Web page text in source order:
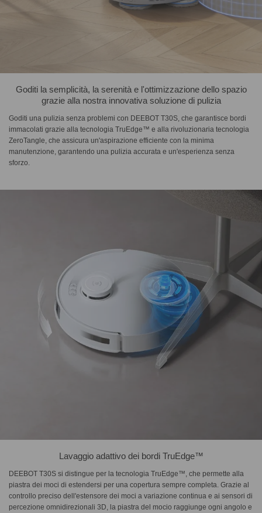
Goditi la semplicità, la serenità e l'ottimizzazione dello spazio
grazie alla nostra innovativa soluzione di pulizia
Goditi una pulizia senza problemi con DEEBOT T30S, che garantisce bordi
immacolati grazie alla tecnologia TruEdge™ e alla rivoluzionaria tecnologia
ZeroTangle, che assicura un'aspirazione efficiente con la minima
manutenzione, garantendo una pulizia accurata e un'esperienza senza
sforzo.
Lavaggio adattivo dei bordi TruEdge™
DEEBOT T30S si distingue per la tecnologia TruEdge™, che permette alla
piastra dei moci di estendersi per una copertura sempre completa. Grazie al
controllo preciso dell'estensore dei moci a variazione continua e ai sensori di
percezione omnidirezionali 3D, la piastra del mocio raggiunge ogni angolo e